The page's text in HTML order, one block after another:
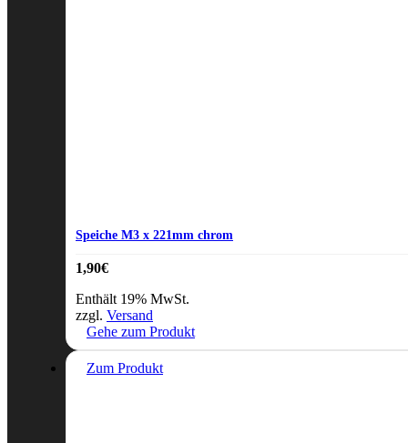
Speiche M3 x 221mm chrom
1,90€
Enthält 19% MwSt.
zzgl. Versand
Gehe zum Produkt
Zum Produkt